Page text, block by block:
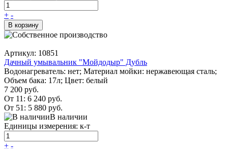
+ -
В корзину
Артикул: 10851
Дачный умывальник "Мойдодыр" Дубль
Водонагреватель: нет; Материал мойки: нержавеющая сталь;
Объем бака: 17л; Цвет: белый
7 200 руб.
От 11: 6 240 руб.
От 51: 5 880 руб.
В наличии
Единицы измерения: к-т
+ -